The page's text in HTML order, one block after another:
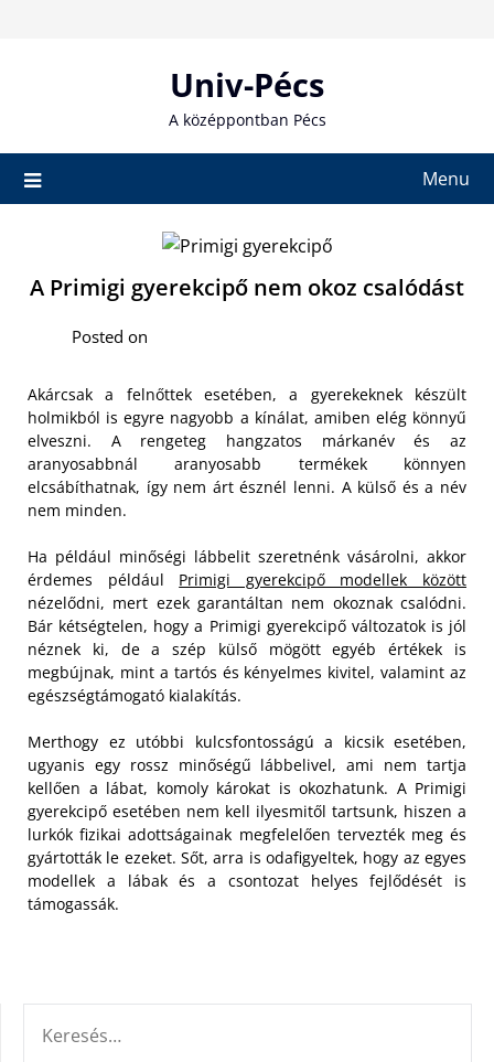
Univ-Pécs
A középpontban Pécs
Menu
A Primigi gyerekcipő nem okoz csalódást
Posted on
Akárcsak a felnőttek esetében, a gyerekeknek készült
holmikból is egyre nagyobb a kínálat, amiben elég könnyű
elveszni. A rengeteg hangzatos márkanév és az
aranyosabbnál aranyosabb termékek könnyen
elcsábíthatnak, így nem árt észnél lenni. A külső és a név
nem minden.
Ha például minőségi lábbelit szeretnénk vásárolni, akkor
érdemes például Primigi gyerekcipő modellek között
nézelődni, mert ezek garantáltan nem okoznak csalódni.
Bár kétségtelen, hogy a Primigi gyerekcipő változatok is jól
néznek ki, de a szép külső mögött egyéb értékek is
megbújnak, mint a tartós és kényelmes kivitel, valamint az
egészségtámogató kialakítás.
Merthogy ez utóbbi kulcsfontosságú a kicsik esetében,
ugyanis egy rossz minőségű lábbelivel, ami nem tartja
kellően a lábat, komoly károkat is okozhatunk. A Primigi
gyerekcipő esetében nem kell ilyesmitől tartsunk, hiszen a
lurkók fizikai adottságainak megfelelően tervezték meg és
gyártották le ezeket. Sőt, arra is odafigyeltek, hogy az egyes
modellek a lábak és a csontozat helyes fejlődését is
támogassák.